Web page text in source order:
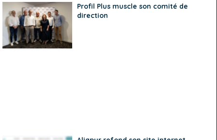
Profil Plus muscle son comité de
direction